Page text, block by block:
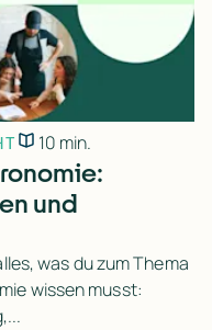
10 min.
und
was du zum Thema
wissen musst: